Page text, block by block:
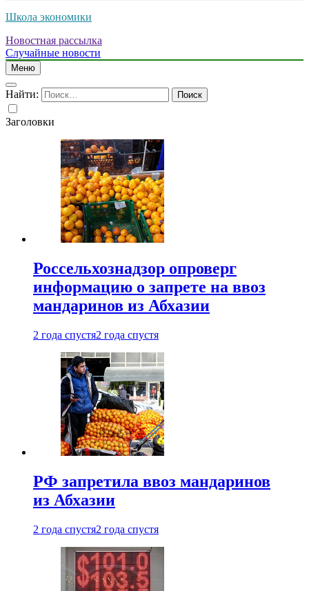
Школа экономики
Новостная рассылка
Случайные новости
Меню
Найти:
Заголовки
Россельхознадзор опроверг
информацию о запрете на ввоз
мандаринов из Абхазии
2 года спустя2 года спустя
РФ запретила ввоз мандаринов
из Абхазии
2 года спустя2 года спустя